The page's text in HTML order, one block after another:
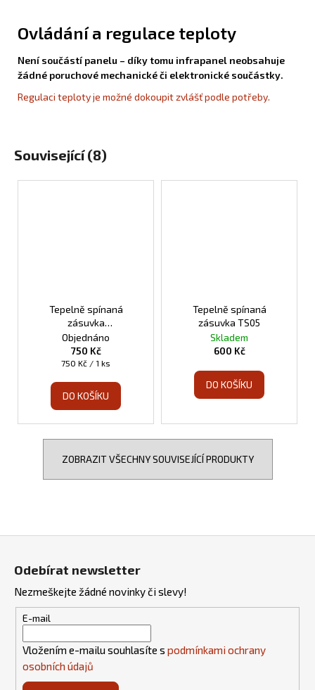
Ovládání a regulace teploty
Není součástí panelu – díky tomu infrapanel neobsahuje
žádné poruchové mechanické či elektronické součástky.
Regulaci teploty je možné dokoupit zvlášť podle potřeby.
Související (8)
Tepelně spínaná
zásuvka
programovatelná TS10
Objednáno
750 Kč
Měrná
750 Kč / 1 ks
DO KOŠÍKU
Tepelně spínaná
zásuvka TS05
Skladem
600 Kč
DO KOŠÍKU
ZOBRAZIT VŠECHNY SOUVISEJÍCÍ PRODUKTY
Odebírat newsletter
Nezmeškejte žádné novinky či slevy!
E-mail
Vložením e-mailu souhlasíte s podmínkami ochrany
osobních údajů